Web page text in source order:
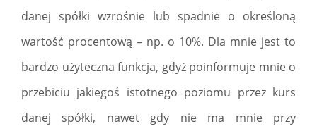
danej spółki wzrośnie lub spadnie o określoną
wartość procentową – np. o 10%. Dla mnie jest to
bardzo użyteczna funkcja, gdyż poinformuje mnie o
przebiciu jakiegoś istotnego poziomu przez kurs
danej spółki, nawet gdy nie ma mnie przy